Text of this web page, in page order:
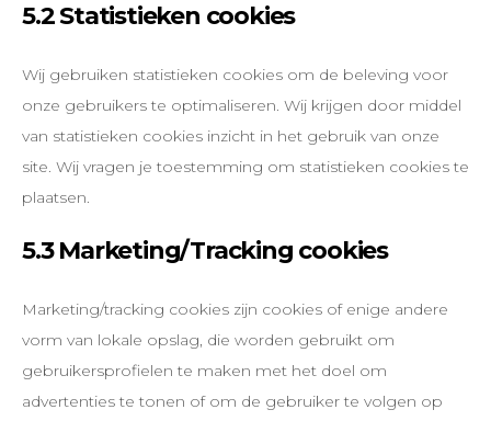
5.2 Statistieken cookies
Wij gebruiken statistieken cookies om de beleving voor
onze gebruikers te optimaliseren. Wij krijgen door middel
van statistieken cookies inzicht in het gebruik van onze
site. Wij vragen je toestemming om statistieken cookies te
plaatsen.
5.3 Marketing/Tracking cookies
Marketing/tracking cookies zijn cookies of enige andere
vorm van lokale opslag, die worden gebruikt om
gebruikersprofielen te maken met het doel om
advertenties te tonen of om de gebruiker te volgen op